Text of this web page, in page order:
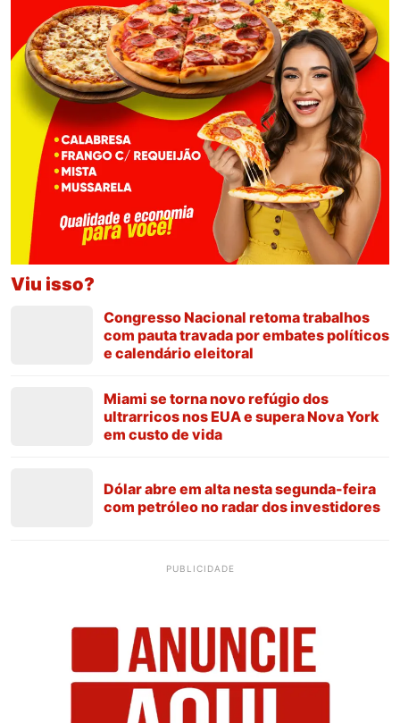
Viu isso?
Congresso Nacional retoma trabalhos
com pauta travada por embates políticos
e calendário eleitoral
Miami se torna novo refúgio dos
ultrarricos nos EUA e supera Nova York
em custo de vida
Dólar abre em alta nesta segunda-feira
com petróleo no radar dos investidores
PUBLICIDADE